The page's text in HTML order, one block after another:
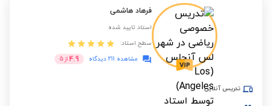
فرهاد هاشمی
استاد تایید شده
سطح استاد:
مشاهده 211 دیدگاه
4.9 از 5
تدریس آنلاین